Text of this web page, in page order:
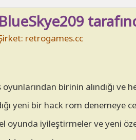
BlueSkye209
retrogames.cc
birinin alındığı
yeni bir hack rom
oyunda iyileştirmeler ve yeni